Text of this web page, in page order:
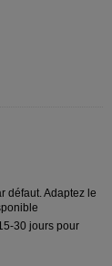
défaut. Adaptez le
30 jours pour